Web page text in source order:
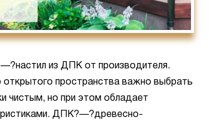
из ДПК от производителя.
открытого пространства важно выбрать
чистым, но при этом обладает
ДПК?—?древесно-